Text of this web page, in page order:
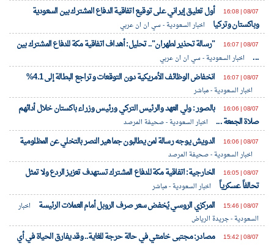
08/07 | 16:08
أول تعليق إيراني على توقيع اتفاقية الدفاع المشترك بين السعودية
وباكستان وتركيا
اخبار السعودية - سي ان ان عربي
08/07 | 16:07
"رسالة تحذير لطهران".. تحليل: أهداف اتفاقية مكة للدفاع المشترك بين
...
اخبار السعودية - سي ان ان عربي
08/07 | 16:07
انخفاض الوظائف الأمريكية دون التوقعات وتراجع البطالة إلى 4.1%
اخبار السعودية - مباشر
08/07 | 16:06
بالصور : ولي العهد والرئيس التركي ورئيس وزراء باكستان خلال أدائهم
صلاة الجمعة ...
اخبار السعودية - صحيفة المرصد
08/07 | 16:06
الدويش يوجه رسالة لمن يطالبون جماهير النصر بالتخلي عن المظلومية
اخبار السعودية - صحيفة المرصد
08/07 | 16:05
الخارجية: اتفاقية مكة للدفاع المشترك تستهدف تعزيز الردع ولا تمثل
تحالفاً عسكرياً
اخبار السعودية - مباشر
08/07 | 15:46
المركزي الروسي يُخفض سعر صرف الروبل أمام العملات الرئيسة
اخبار
السعودية - جريدة الرياض
08/07 | 15:42
مصادر: مجتبى خامنئي في حالة حرجة للغاية.. وقد يفارق الحياة في أي